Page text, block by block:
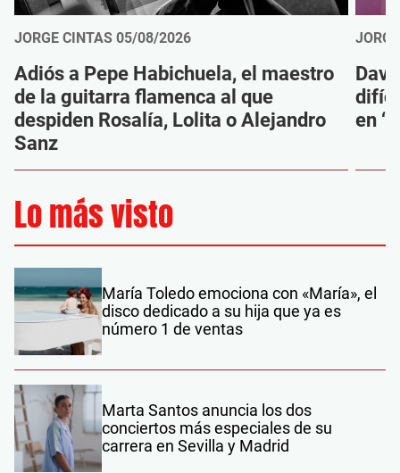
JORGE CINTAS 05/08/2026
Adiós a Pepe Habichuela, el maestro
de la guitarra flamenca al que
despiden Rosalía, Lolita o Alejandro
Sanz
en
Lo más visto
María Toledo emociona con «María», el
disco dedicado a su hija que ya es
número 1 de ventas
Marta Santos anuncia los dos
conciertos más especiales de su
carrera en Sevilla y Madrid